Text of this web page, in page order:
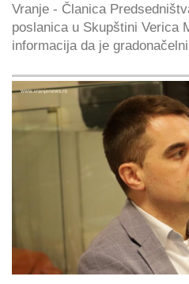
Vranje - Članica
poslanica u Skupštini Verica
informacija da je